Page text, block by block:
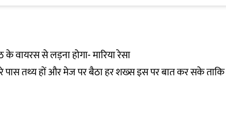
वायरस से लड़ना होगा- मारिया रेसा
पास तथ्‍य हों और मेज पर बैठा हर शख्‍स इस पर बात कर सके